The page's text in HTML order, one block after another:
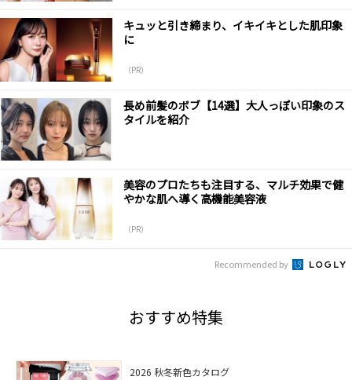
キュッと引き締まり、イキイキとした肌印象
に
（PR）
長め前髪のボブ【14選】大人っぽい印象のス
タイルを紹介
美容のプロたちも注目する、マルチ効果で健
やかな肌へ導く高機能美容液
（PR）
Recommended by
おすすめ特集
2026 秋冬新色カタログ